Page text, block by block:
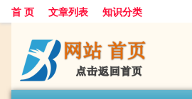
首 页 文章列表 知识分类